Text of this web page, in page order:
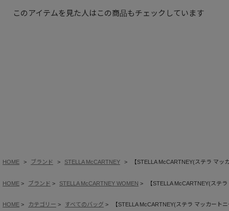
このアイテムを見た人はこの商品もチェックしています
HOME ブランド STELLA McCARTNEY 【STELLA McCARTNEY(ステラ マ
HOME ブランド STELLA McCARTNEY WOMEN 【STELLA McCARTNEY(ステ
HOME カテゴリー すべてのバッグ 【STELLA McCARTNEY(ステラ マッカート